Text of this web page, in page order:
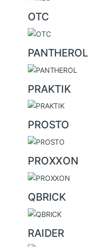
OTC
PANTHEROL
PRAKTIK
PROSTO
PROXXON
QBRICK
RAIDER